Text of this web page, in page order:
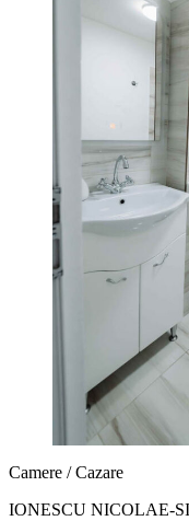
Camere / Cazare
IONESCU NICOLAE-